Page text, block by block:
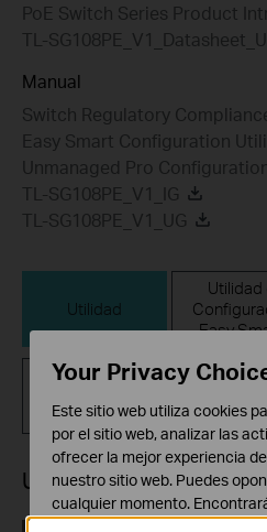
PoE Switch Series Product
TL-
Manual
Switch Regulatory
Easy Smart Configuration
Unmanaged Pro
TL-SG108PE_V1_IG
TL-SG108PE_V1_UG
Utilidad
Utilidad
Easy
Utilidad
Your Privacy
Este sitio web utiliza cookies
por el sitio web, analizar las
ofrecer la mejor experiencia
nuestro sitio web. Puedes
cualquier momento.